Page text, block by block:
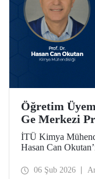
Öğretim
Ge Merkezi
Başkanlığı
İTÜ Kimya
Hasan Can
(SBB) tarafından,
06 Şub 2026